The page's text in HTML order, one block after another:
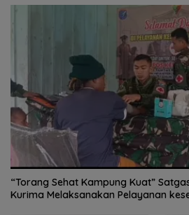
“Torang Sehat Kampung Kuat”
Kurima Melaksanakan Pelayanan